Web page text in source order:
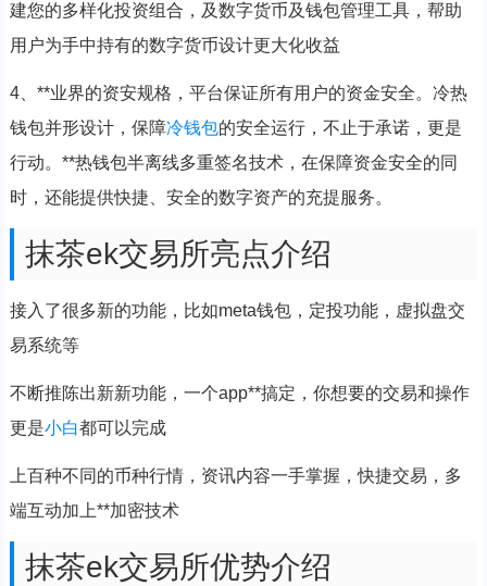
建您的多样化投资组合，及数字货币及钱包管理工具，帮助
用户为手中持有的数字货币设计更大化收益
4、**业界的资安规格，平台保证所有用户的资金安全。冷热
钱包并形设计，保障冷钱包的安全运行，不止于承诺，更是
行动。**热钱包半离线多重签名技术，在保障资金安全的同
时，还能提供快捷、安全的数字资产的充提服务。
抹茶ek交易所亮点介绍
接入了很多新的功能，比如meta钱包，定投功能，虚拟盘交
易系统等
不断推陈出新新功能，一个app**搞定，你想要的交易和操作
更是小白都可以完成
上百种不同的币种行情，资讯内容一手掌握，快捷交易，多
端互动加上**加密技术
抹茶ek交易所优势介绍